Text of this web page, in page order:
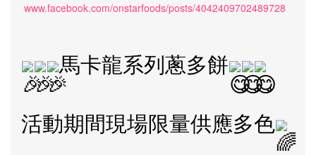
www.facebook.com/onstarfoods/posts/4042409702489728
馬卡龍系列蔥多餅
活動期間現場限量供應多色